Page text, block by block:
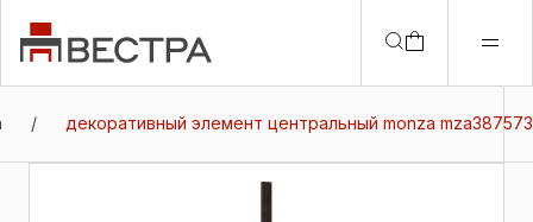
/ декоративный элемент центральный monza mza387573